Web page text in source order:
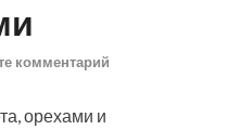
комментарий
орехами и